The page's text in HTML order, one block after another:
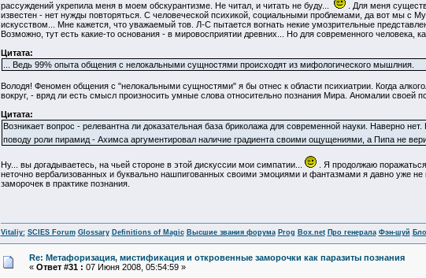
рассуждений укрепила меня в моем обскурантизме. Не читал, и читать не буду...
. Для меня
известен - нет нужды повторяться. С человеческой психикой, социальными проблемами, да вот мы с
искусством... Мне кажется, что уважаемый тов. Л-С пытается вогнать некие умозрительные
Возможно, тут есть какие-то основания - в мировосприятии древних... Но для современного человека,
Цитата:
... Ведь 99% опыта общения с нелокальными сущностями происходят из мифологического мышлния.
Володя! Феномен общения с "нелокальными сущностями" я бы отнес к области психиатрии. Когда
вокруг, - вряд ли есть смысл произносить умные слова относительно познания Мира. Аномалии своей
Цитата:
Возникает вопрос - релевантна ли доказательная база бриколажа для современной науки. Наверно
поводу роли пирамид - Ахимса аргументировал наличие градиента своими ощущениями, а Пипа не
Ну... вы догадываетесь, на чьей стороне в этой дискуссии мои симпатии...
. Я продолжаю поражаться
неточно вербализованных и буквально нашпигованных своими эмоциями и фантазмами я давно уже
заморочек в практике познания.
Vitaliy: SCIES Forum Glossary Definitions of Magic Высшие звания форума Prog Box.net Про генерала Фэн-шуй
Re: Метафоризация, мистификация и откровенные заморочки как паразиты познания
« Ответ #31 : 07 Июня 2008, 05:54:59 »